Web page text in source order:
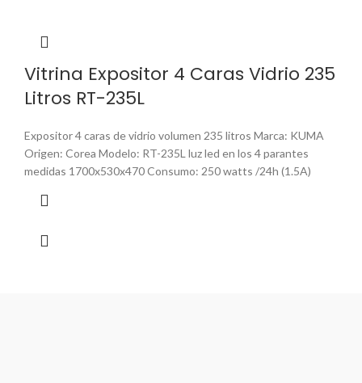
Vitrina Expositor 4 Caras Vidrio 235
Litros RT-235L
Expositor 4 caras de vidrio volumen 235 litros Marca: KUMA
Origen: Corea Modelo: RT-235L luz led en los 4 parantes
medidas 1700x530x470 Consumo: 250 watts /24h (1.5A)